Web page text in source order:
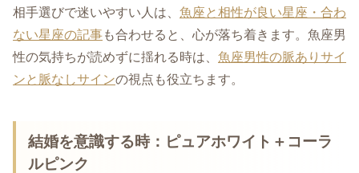
相手選びで迷いやすい人は、 魚座と相性が良い星座・合わ
ない星座の記事も合わせると、心が落ち着きます。魚座男
性の気持ちが読めずに揺れる時は、 魚座男性の脈ありサイ
ンと脈なしサインの視点も役立ちます。
結婚を意識する時：ピュアホワイト＋コーラ
ルピンク